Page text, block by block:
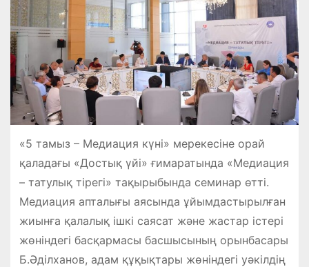
«5 тамыз – Медиация күні» мерекесіне орай
қаладағы «Достық үйі» ғимаратында «Медиация
– татулық тірегі» тақырыбында семинар өтті.
Медиация апталығы аясында ұйымдастырылған
жиынға қалалық ішкі саясат және жастар істері
жөніндегі басқармасы басшысының орынбасары
Б.Әділханов, адам құқықтары жөніндегі уәкілдің